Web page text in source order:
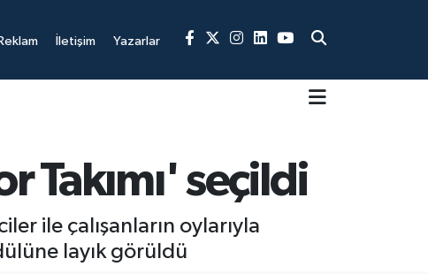
Reklam İletişim Yazarlar
Takımı' seçildi
ile çalışanların oylarıyla
layık görüldü